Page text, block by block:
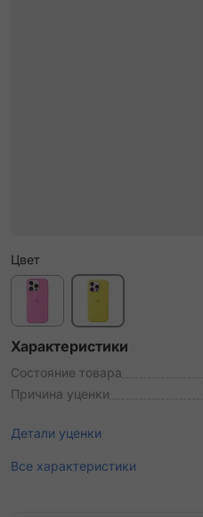
Цвет
Характеристики
Состояние товара
Причина уценки
Детали уценки
Все характеристики